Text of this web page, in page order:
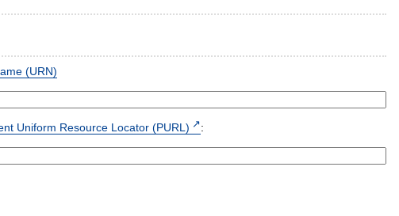
(URN)
Uniform Resource Locator (PURL) :